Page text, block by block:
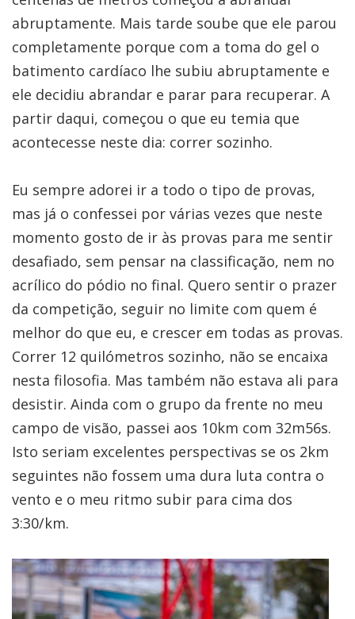
abruptamente. Mais tarde soube que ele parou
completamente porque com a toma do gel o
batimento cardíaco lhe subiu abruptamente e
ele decidiu abrandar e parar para recuperar. A
partir daqui, começou o que eu temia que
acontecesse neste dia: correr sozinho.
Eu sempre adorei ir a todo o tipo de provas,
mas já o confessei por várias vezes que neste
momento gosto de ir às provas para me sentir
desafiado, sem pensar na classificação, nem no
acrílico do pódio no final. Quero sentir o prazer
da competição, seguir no limite com quem é
melhor do que eu, e crescer em todas as provas.
Correr 12 quilómetros sozinho, não se encaixa
nesta filosofia. Mas também não estava ali para
desistir. Ainda com o grupo da frente no meu
campo de visão, passei aos 10km com 32m56s.
Isto seriam excelentes perspectivas se os 2km
seguintes não fossem uma dura luta contra o
vento e o meu ritmo subir para cima dos
3:30/km.